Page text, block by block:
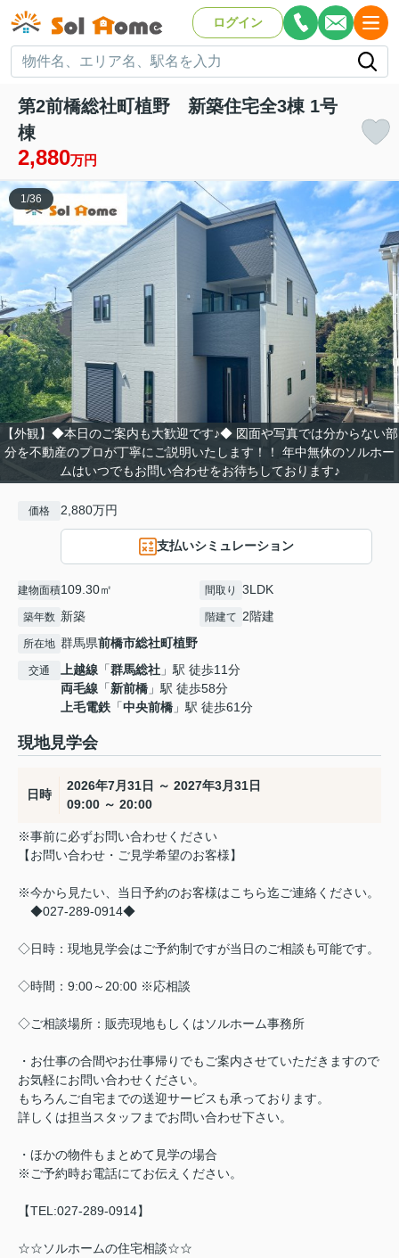
ログイン
第2前橋総社町植野 新築住宅全3棟 1号
棟
2,880万円
【外観】◆本日のご案内も大歓迎です♪◆ 図面や写真では分からない部
分を不動産のプロが丁寧にご説明いたします！！ 年中無休のソルホー
ムはいつでもお問い合わせをお待ちしております♪
1/36
価格 2,880万円
支払いシミュレーション
建物面積109.30㎡ 間取り 3LDK
築年数 新築 階建て 2階建
所在地 群馬県前橋市総社町植野
交通 上越線 「群馬総社 」駅 徒歩11分
両毛線 「新前橋 」駅 徒歩58分
上毛電鉄 「中央前橋 」駅 徒歩61分
現地見学会
日時
2026年7月31日 ～ 2027年3月31日
09:00 ～ 20:00
※事前に必ずお問い合わせください
【お問い合わせ・ご見学希望のお客様】
※今から見たい、当日予約のお客様はこちら迄ご連絡ください。
◆027-289-0914◆
◇日時：現地見学会はご予約制ですが当日のご相談も可能です。
◇時間：9:00～20:00 ※応相談
◇ご相談場所：販売現地もしくはソルホーム事務所
・お仕事の合間やお仕事帰りでもご案内させていただきますので
お気軽にお問い合わせください。
もちろんご自宅までの送迎サービスも承っております。
詳しくは担当スタッフまでお問い合わせ下さい。
・ほかの物件もまとめて見学の場合
※ご予約時お電話にてお伝えください。
【TEL:027-289-0914】
☆☆ソルホームの住宅相談☆☆